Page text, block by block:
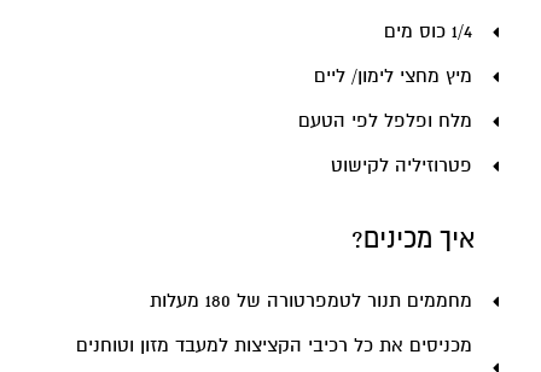
1/4 כוס מים
מיץ מחצי לימון/ ליים
מלח ופלפל לפי הטעם
פטרוזיליה לקישוט
איך מכינים?
מחממים תנור לטמפרטורה של 180 מעלות
מכניסים את כל רכיבי הקציצות למעבד מזון וטוחנים